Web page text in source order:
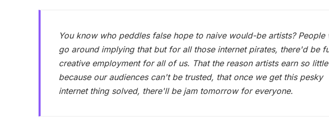
You know who peddles false hope to naive would-be artists? People
go around implying that but for all those internet pirates, there'd be
creative employment for all of us. That the reason artists earn so
because our audiences can't be trusted, that once we get this pesky
internet thing solved, there'll be jam tomorrow for everyone.